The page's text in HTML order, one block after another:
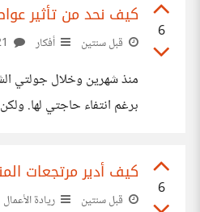
6
كيف نحد من تأثير
قبل سنتين أفكار
منذ شهرين وخلال جولتي
برغم انتفاء حاجتي لها.
6
كيف أدير مرتجعات
قبل سنتين ريادة الأعمال